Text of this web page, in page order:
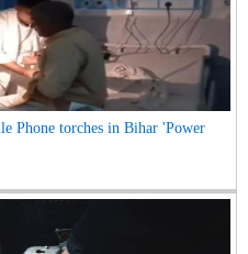
Phone torches in Bihar 'Power